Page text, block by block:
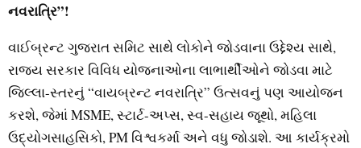
નવરાત્રિ”!
વાઈબ્રન્ટ ગુજરાત સમિટ સાથે લોકોને જોડવાના ઉદ્દેશ્ય સાથે,
રાજ્ય સરકાર વિવિધ યોજનાઓના લાભાર્થીઓને જોડવા માટે
જિલ્લા-સ્તરનું “વાયબ્રન્ટ નવરાત્રિ” ઉત્સવનું પણ આયોજન
કરશે, જેમાં MSME, સ્ટાર્ટ-અપ્સ, સ્વ-સહાય જૂથો, મહિલા
ઉદ્યોગસાહસિકો, PM વિશ્વકર્મા અને વધુ જોડાશે. આ કાર્યક્રમો